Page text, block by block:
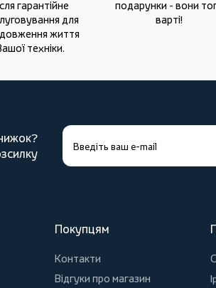
гарантійне
для
життя
техніки.
подарунки - вони
варті!
Покупцям
Контакти
Відгуки про магазин